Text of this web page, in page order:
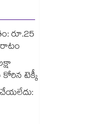
రూ.25
కోరిన టెక్కీ